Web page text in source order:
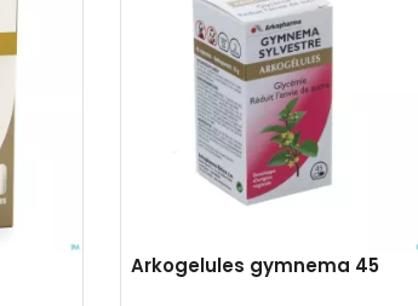
Arkogelules gymnema 45